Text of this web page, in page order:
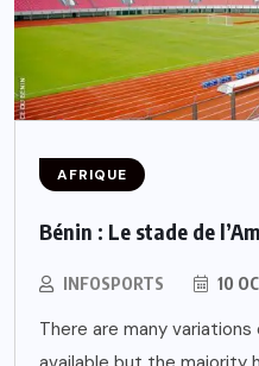
AFRIQUE
Bénin : Le stade de
INFOSPORTS 10
There are many